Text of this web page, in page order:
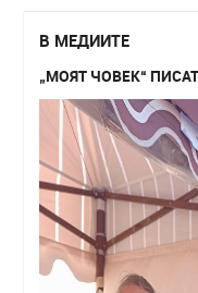
В МЕДИИТЕ
„МОЯТ ЧОВЕК“